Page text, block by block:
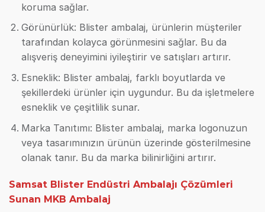
koruma sağlar.
Görünürlük: Blister ambalaj, ürünlerin müşteriler
tarafından kolayca görünmesini sağlar. Bu da
alışveriş deneyimini iyileştirir ve satışları artırır.
Esneklik: Blister ambalaj, farklı boyutlarda ve
şekillerdeki ürünler için uygundur. Bu da işletmelere
esneklik ve çeşitlilik sunar.
Marka Tanıtımı: Blister ambalaj, marka logonuzun
veya tasarımınızın ürünün üzerinde gösterilmesine
olanak tanır. Bu da marka bilinirliğini artırır.
Samsat Blister Endüstri Ambalajı Çözümleri
Sunan MKB Ambalaj